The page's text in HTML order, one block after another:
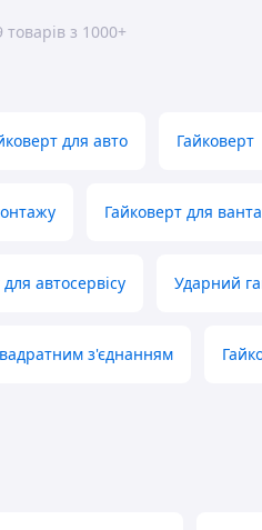
з 1000+
для авто Гайковерт
Гайковерт для
автосервісу Ударний
з'єднанням